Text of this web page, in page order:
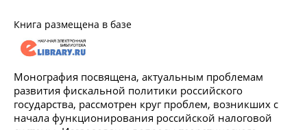
Книга размещена в базе
Монография посвящена, актуальным проблемам
развития фискальной политики российского
государства, рассмотрен круг проблем, возникших с
начала функционирования российской налоговой